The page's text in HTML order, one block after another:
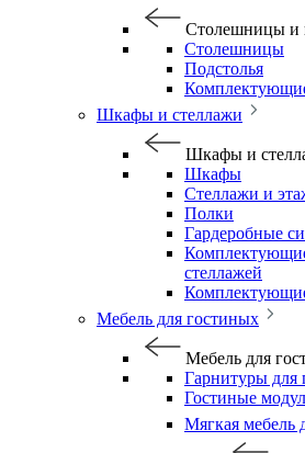
Столешницы и
Столешницы
Подстолья
Шкафы и стеллажи
Шкафы и
Шкафы
Стеллажи и
Полки
Гардеробные
стеллажей
Мебель для гостиных
Мебель для
Гарнитуры для
Гостиные
Мягкая мебель